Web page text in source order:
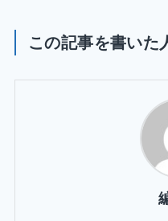
この記事を書いた